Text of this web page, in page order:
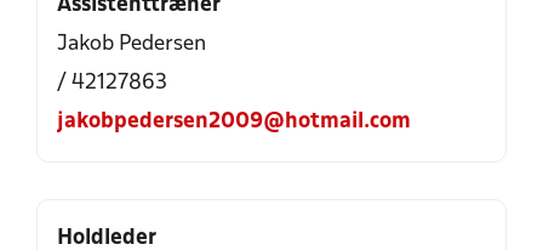
Assistenttræner
Jakob Pedersen
/ 42127863
jakobpedersen2009@hotmail.com
Holdleder